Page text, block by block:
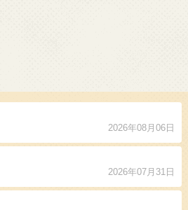
2026年08月06日
2026年07月31日